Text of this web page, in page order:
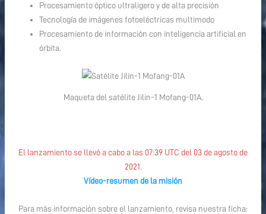
Procesamiento óptico ultraligero y de alta precisión
Tecnología de imágenes fotoeléctricas multimodo
Procesamiento de información con inteligencia artificial en
órbita.
Maqueta del satélite Jilin-1 Mofang-01A.
El lanzamiento se llevó a cabo a las 07:39 UTC del 03 de agosto de
2021.
Vídeo-resumen de la misión
Para más información sobre el lanzamiento, revisa nuestra ficha: